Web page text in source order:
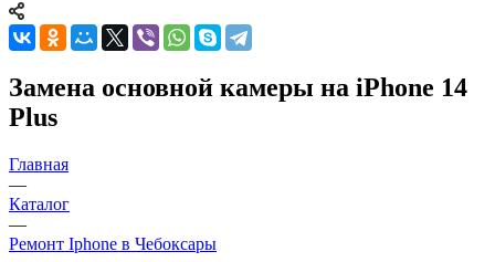
Замена основной камеры на iPhone 14
Plus
Главная
—
Каталог
—
Ремонт Iphone в Чебоксары